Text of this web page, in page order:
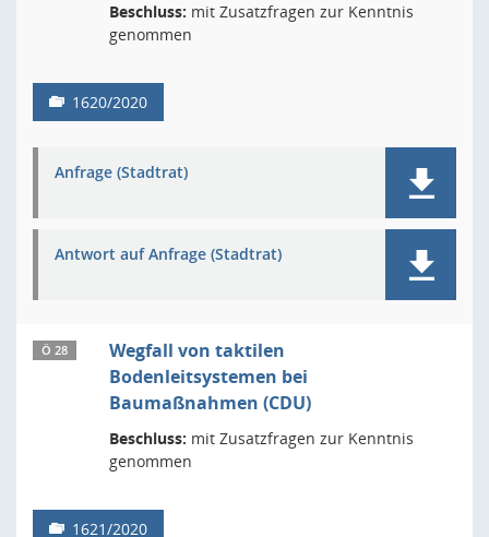
Beschluss: mit Zusatzfragen zur Kenntnis
genommen
1620/2020
Anfrage (Stadtrat)
Antwort auf Anfrage (Stadtrat)
Ö 28
Wegfall von taktilen
Bodenleitsystemen bei
Baumaßnahmen (CDU)
Beschluss: mit Zusatzfragen zur Kenntnis
genommen
1621/2020